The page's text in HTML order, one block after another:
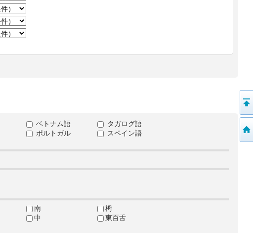
ベトナム語
タガログ語
ポルトガル
スペイン語
南
栂
中
東百舌